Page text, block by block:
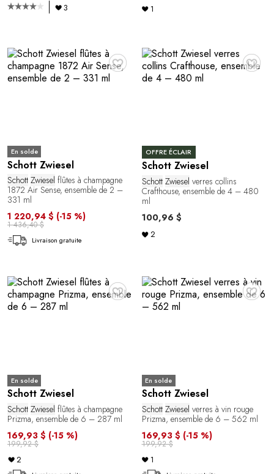
3 1
♥
En solde
Schott Zwiesel
Schott Zwiesel flûtes à champagne
1872 Air Sense, ensemble de 2 –
331 ml
1 220,94 $ (-15 %)
1 436,40 $
Livraison gratuite
♥
OFFRE ÉCLAIR
Schott Zwiesel
Schott Zwiesel verres collins
Crafthouse, ensemble de 4 – 480
ml
100,96 $
2
♥
En solde
Schott Zwiesel
Schott Zwiesel flûtes à champagne
Prizma, ensemble de 6 – 287 ml
169,93 $ (-15 %)
199,92 $
2
♥
En solde
Schott Zwiesel
Schott Zwiesel verres à vin rouge
Prizma, ensemble de 6 – 562 ml
169,93 $ (-15 %)
199,92 $
1